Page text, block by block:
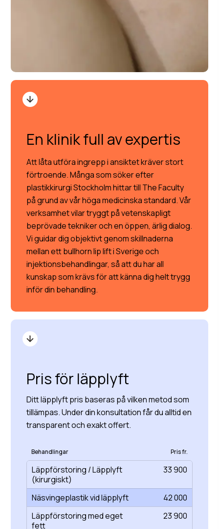
En klinik full av expertis
Att låta utföra ingrepp i ansiktet kräver stort
förtroende. Många som söker efter
plastikkirurgi Stockholm hittar till The Faculty
på grund av vår höga medicinska standard. Vår
verksamhet vilar tryggt på vetenskapligt
beprövade tekniker och en öppen, ärlig dialog.
Vi guidar dig objektivt genom skillnaderna
mellan ett bullhorn lip lift i Sverige och
injektionsbehandlingar, så att du har all
kunskap som krävs för att känna dig helt trygg
inför din behandling.
Pris för läpplyft
Ditt läpplyft pris baseras på vilken metod som
tillämpas. Under din konsultation får du alltid en
transparent och exakt offert.
Behandlingar Pris fr.
Läppförstoring / Läpplyft
(kirurgiskt)
33 900
Näsvingeplastik vid läpplyft
42 000
Läppförstoring med eget
fett
23 900